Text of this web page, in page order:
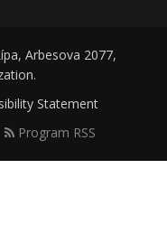
Arbesova 2077,
Statement
Program RSS